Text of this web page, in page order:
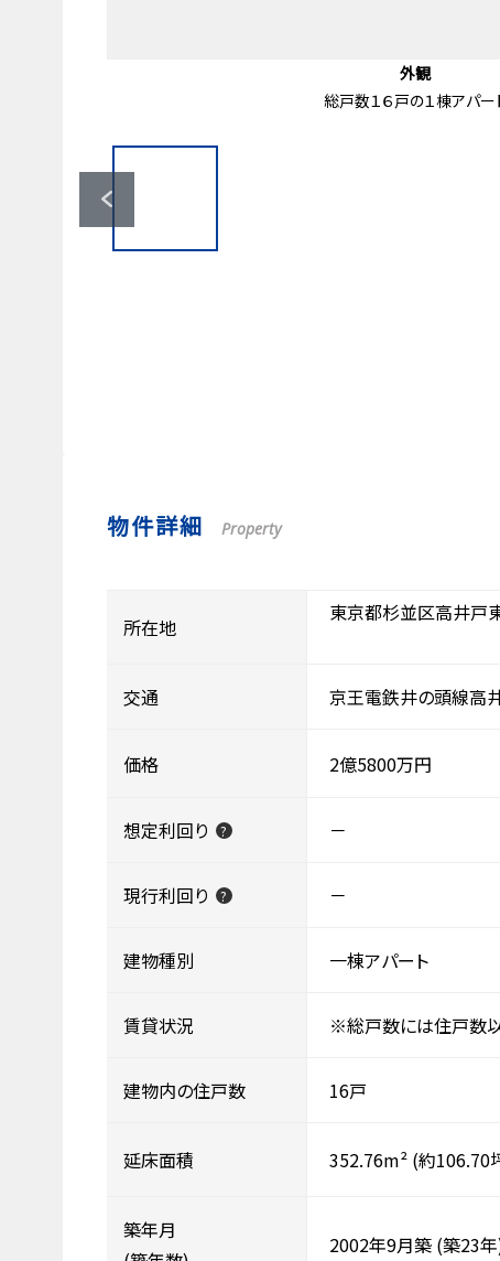
間取り図
外観
総戸数１６戸の１棟アパー
外観
高井戸駅徒歩７分
エントランス
エントランス
エントランス
オートロック付き
共有部分
駐輪場
共有部分
ゴミ置き場
外観
エントランス前の様子
外観
北側共用廊下
外観
北側共用廊下
駐車場
駐車場（親族賃貸中部分）
駐車場
赤線の位置で分筆予定 アスファルト敷きの部分は駐
前面道路含む外観
前面道路の様子
キッチンコート高井戸店（約400
オオゼキ高井戸店（約600ｍ
スーパーバリュー杉並高井戸店（
ローソン杉並高井戸東二丁目店（
ファミリーマート高井戸西一丁目店
セブンイレブン杉並高井戸駅前店（
ガスト高井戸店（約350ｍ）
長澤クリニック（約230ｍ）
つくだ公園（約120ｍ）
みずほ銀行高井戸出張所（約
物件詳細 Property
所在地
東京都杉並区高井戸
交通 京王電鉄井の頭線高
価格 2億5800万円
想定利回り ? －
現行利回り ? －
建物種別 一棟アパート
賃貸状況 ※総戸数には住戸数
建物内の住戸数 16戸
延床面積 352.76m² (約106.70
築年月
2002年9月築 (築23